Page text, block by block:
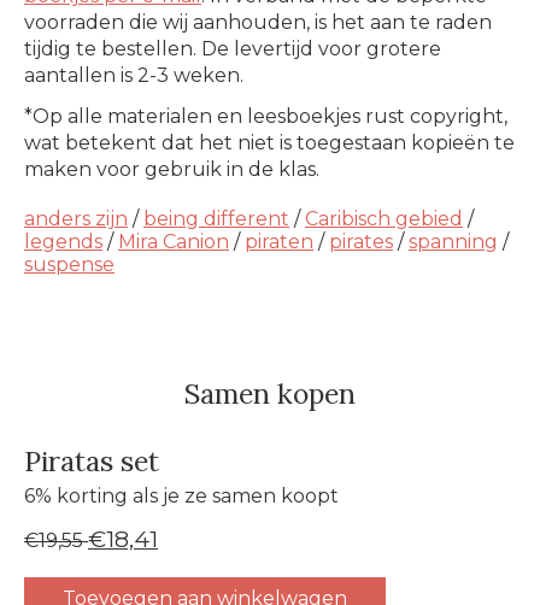
voorraden die wij aanhouden, is het aan te raden
tijdig te bestellen. De levertijd voor grotere
aantallen is 2-3 weken.
*Op alle materialen en leesboekjes rust copyright,
wat betekent dat het niet is toegestaan kopieën te
maken voor gebruik in de klas.
anders zijn / being different / Caribisch gebied /
legends / Mira Canion / piraten / pirates /spanning /
suspense
Samen kopen
Piratas set
6% korting als je ze samen koopt
€19,55€18,41
Toevoegen aan winkelwagen